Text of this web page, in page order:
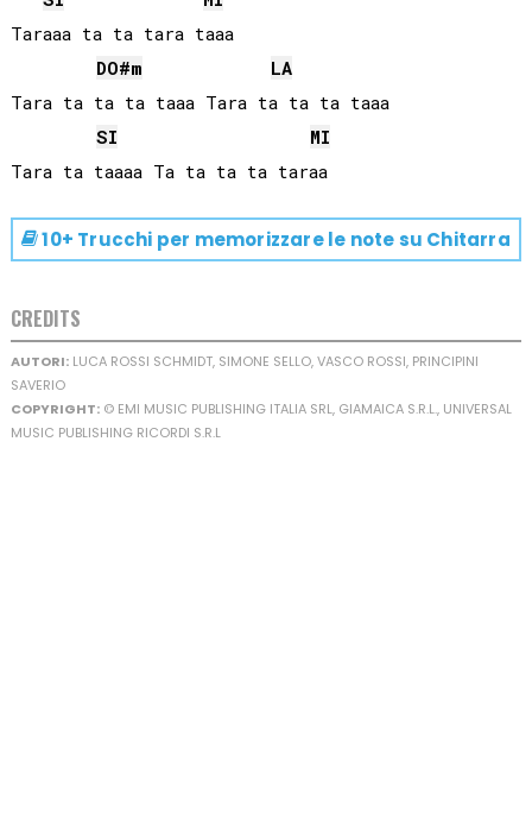
Taraaa ta ta tara taaa
DO#m
LA
Tara ta ta ta taaa Tara ta ta ta taaa
SI
MI
Tara ta taaaa Ta ta ta ta taraa
10+ Trucchi per memorizzare le note su Chitarra
CREDITS
AUTORI:LUCA ROSSI SCHMIDT, SIMONE SELLO, VASCO ROSSI, PRINCIPINI
SAVERIO
COPYRIGHT:© EMI MUSIC PUBLISHING ITALIA SRL, GIAMAICA S.R.L., UNIVERSAL
MUSIC PUBLISHING RICORDI S.R.L